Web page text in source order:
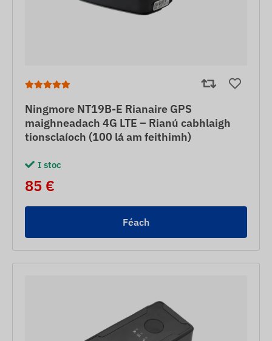
Ningmore NT19B-E Rianaire GPS
maighneadach 4G LTE – Rianú cabhlaigh
tionsclaíoch (100 lá am feithimh)
I stoc
85 €
Féach